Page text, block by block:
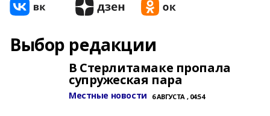
Выбор редакции
В Стерлитамаке пропала
супружеская пара
Местные новости 6 АВГУСТА , 04:54